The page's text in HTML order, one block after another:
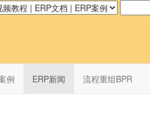
例 ERP新闻 流程重组BPR